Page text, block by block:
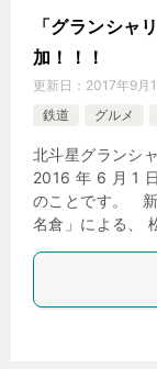
「グランシャ
加！！！
更新日： 2017年9月
鉄道
グルメ
北斗星グランシ
2016 年 6 月 1
のことです。 新
名倉」による、